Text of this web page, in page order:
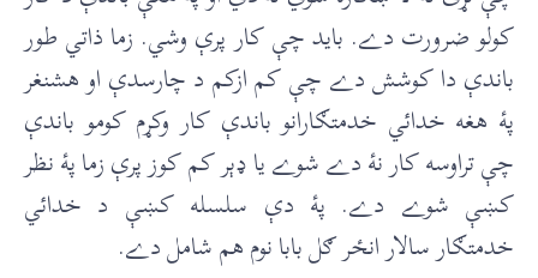
کولو ضرورت دے. بايد چې کار پرې وشي. زما ذاتي طور
باندې دا کوشش دے چې کم ازکم د چارسدې او هشنغر
پۀ هغه خدائي خدمتګارانو باندې کار وکړم کومو باندې
چې تراوسه کار نۀ دے شوے يا ډېر کم کوز پرې زما پۀ نظر
کښې شوے دے. پۀ دې سلسله کښې د خدائي
خدمتګار سالار انځر ګل بابا نوم هم شامل دے.